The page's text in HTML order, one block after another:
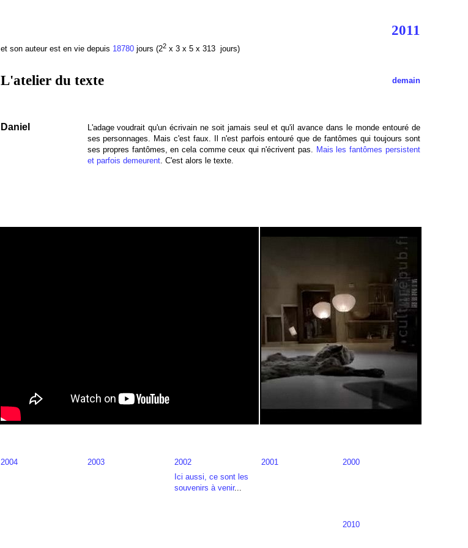
2011
et son auteur est en vie depuis 18780jours (22x 3 x 5 x 313 jours)
L'atelier du texte demain
Daniel
L'adage voudrait qu'un écrivain ne soit jamais seul et qu'il avance dans le monde entouré de
ses personnages. Mais c'est faux. Il n'est parfois entouré que de fantômes qui toujours sont
ses propres fantômes, en cela comme ceux qui n'écrivent pas. Mais les fantômes persistent
et parfois demeurent. C'est alors le texte.
2004 2003 2002 2001
2000
Ici aussi, ce sont les
souvenirs à venir...
2010